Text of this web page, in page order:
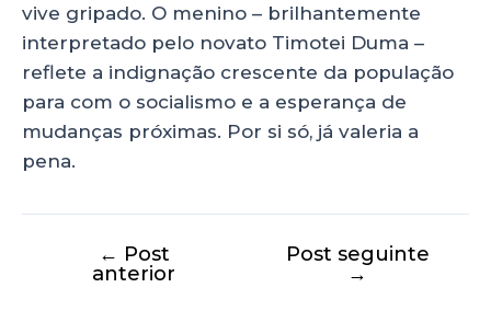
vive gripado. O menino – brilhantemente
interpretado pelo novato Timotei Duma –
reflete a indignação crescente da população
para com o socialismo e a esperança de
mudanças próximas. Por si só, já valeria a
pena.
← Post
anterior
Post seguinte
→